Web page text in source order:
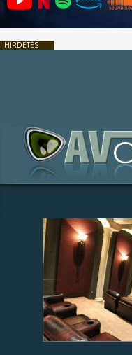
HIRDETÉS